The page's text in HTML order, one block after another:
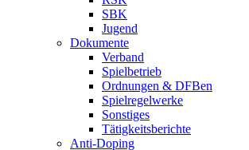
SBK
Jugend
Dokumente
Verband
Spielbetrieb
Ordnungen & DFBen
Spielregelwerke
Sonstiges
Tätigkeitsberichte
Anti-Doping